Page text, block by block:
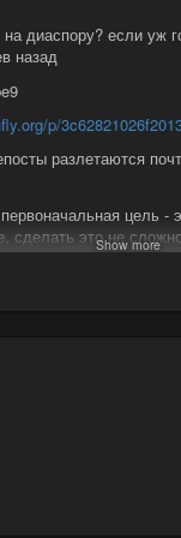
диаспору? если уж
назад
p/
разлетаются
цель -
сделать это не
- это привлечь в
типа "лепры из
страницы" с
Show more